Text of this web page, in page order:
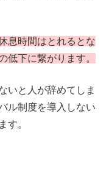
息時間はとれるとな
低下に繋がります。
いと人が辞めてしま
ル制度を導入しない
す。